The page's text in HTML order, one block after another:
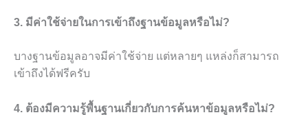
3. มีค่าใช้จ่ายในการเข้าถึงฐานข้อมูลหรือไม่?
บางฐานข้อมูลอาจมีค่าใช้จ่าย แต่หลายๆ แหล่งก็สามารถ
เข้าถึงได้ฟรีครับ
4. ต้องมีความรู้พื้นฐานเกี่ยวกับการค้นหาข้อมูลหรือไม่?